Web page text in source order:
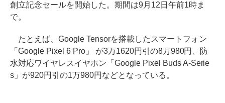
創立記念セールを開始した。期間は9月12日午前1時ま
で。
たとえば、Google Tensorを搭載したスマートフォン
「Google Pixel 6 Pro」 が3万1620円引の8万980円、防
水対応ワイヤレスイヤホン「Google Pixel Buds A-Serie
s」が920円引の1万980円などとなっている。